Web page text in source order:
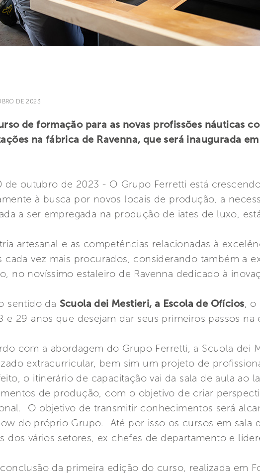
DE 2023
de formação para as novas profissões náuticas
na fábrica de Ravenna, que será inaugurada
de outubro de 2023 - O Grupo Ferretti está
à busca por novos locais de produção, a
a ser empregada na produção de iates de luxo,
artesanal e as competências relacionadas à
cada vez mais procurados, considerando também a
no novíssimo estaleiro de Ravenna dedicado à
sentido da Scuola dei Mestieri, a Escola de Ofícios, o
e 29 anos que desejam dar seus primeiros passos
com a abordagem do Grupo Ferretti, a Scuola dei
extracurricular, bem sim um projeto de
o itinerário de capacitação vai da sala de aula ao
de produção, com o objetivo de criar
O objetivo de transmitir conhecimentos será
do próprio Grupo. Até por isso os cursos em sala
dos vários setores, ex chefes de departamento e
da primeira edição do curso, realizada em